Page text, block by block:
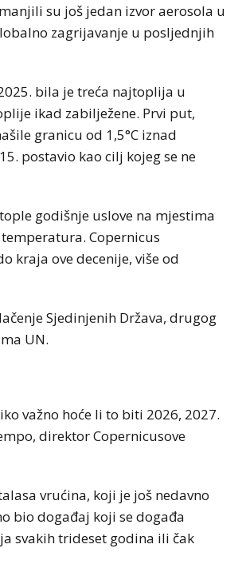
su još jedan izvor aerosola u
zagrijavanje u posljednjih
bila je treća najtoplija u
ikad zabilježene. Prvi put,
granicu od 1,5°C iznad
postavio kao cilj kojeg se ne
godišnje uslove na mjestima
Copernicus
kraja ove decenije, više od
Sjedinjenih Država, drugog
UN.
važno hoće li to biti 2026, 2027.
direktor Copernicusove
vrućina, koji je još nedavno
bio događaj koji se događa
svakih trideset godina ili čak